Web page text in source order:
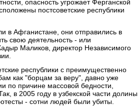
опасность угрожает Ферганской
постсоветские республики
в Афганистане, они отправились в
свою деятельность - или
Маликов, директор Независимого
республики с преимущественно
как "борцам за веру", давно уже
по причине массовой бедности,
в 2005 году в узбекской части долины
- сотни людей были убиты.